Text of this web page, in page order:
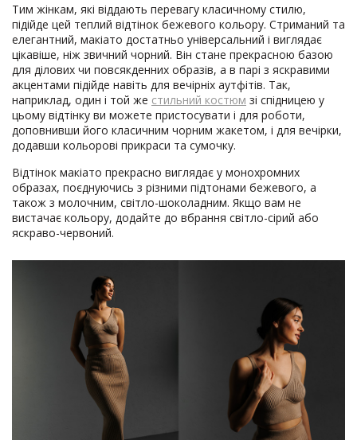
Тим жінкам, які віддають перевагу класичному стилю,
підійде цей теплий відтінок бежевого кольору. Стриманий та
елегантний, макіато достатньо універсальний і виглядає
цікавіше, ніж звичний чорний. Він стане прекрасною базою
для ділових чи повсякденних образів, а в парі з яскравими
акцентами підійде навіть для вечірніх аутфітів. Так,
наприклад, один і той же стильний костюм зі спідницею у
цьому відтінку ви можете пристосувати і для роботи,
доповнивши його класичним чорним жакетом, і для вечірки,
додавши кольорові прикраси та сумочку.
Відтінок макіато прекрасно виглядає у монохромних
образах, поєднуючись з різними підтонами бежевого, а
також з молочним, світло-шоколадним. Якщо вам не
вистачає кольору, додайте до вбрання світло-сірий або
яскраво-червоний.